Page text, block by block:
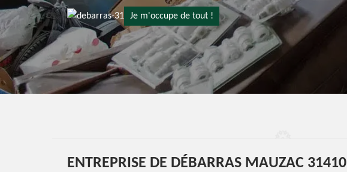
Je m'occupe de tout !
ENTREPRISE DE DÉBARRAS MAUZAC 31410